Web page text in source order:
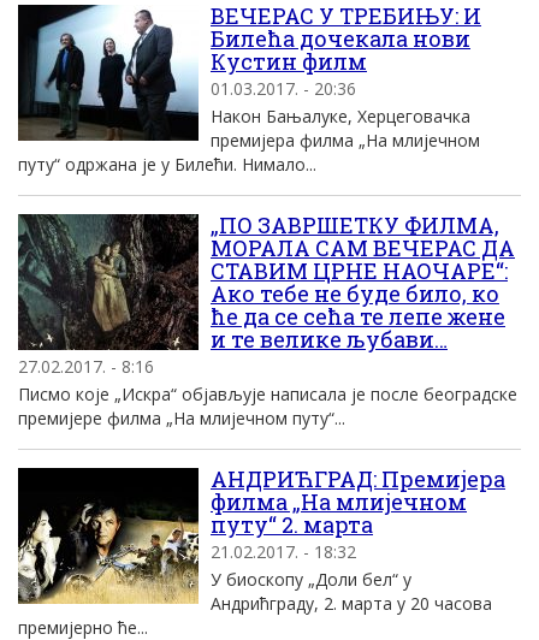
ВЕЧЕРАС У ТРЕБИЊУ: И
Билећа дочекала нови
Кустин филм
01.03.2017. - 20:36
Након Бањалуке, Херцеговачка
премијера филма „На млијечном
путу“ одржана је у Билећи. Нимало...
„ПО ЗАВРШЕТКУ ФИЛМА,
МОРАЛА САМ ВЕЧЕРАС ДА
СТАВИМ ЦРНЕ НАОЧАРЕ“:
Ако тебе не буде било, ко
ће да се сећа те лепе жене
и те велике љубави…
27.02.2017. - 8:16
Писмо које „Искра“ објављује написала је после београдске
премијере филма „На млијечном путу“...
АНДРИЋГРАД: Премијера
филма „На млијечном
путу“ 2. марта
21.02.2017. - 18:32
У биоскопу „Доли бел“ у
Андрићграду, 2. марта у 20 часова
премијерно ће...